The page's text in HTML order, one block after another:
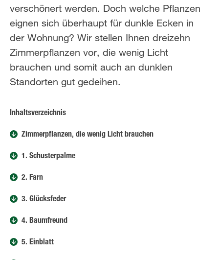
verschönert werden. Doch welche Pflanzen
eignen sich überhaupt für dunkle Ecken in
der Wohnung? Wir stellen Ihnen dreizehn
Zimmerpflanzen vor, die wenig Licht
brauchen und somit auch an dunklen
Standorten gut gedeihen.
Inhaltsverzeichnis
Zimmerpflanzen, die wenig Licht brauchen
1. Schusterpalme
2. Farn
3. Glücksfeder
4. Baumfreund
5. Einblatt